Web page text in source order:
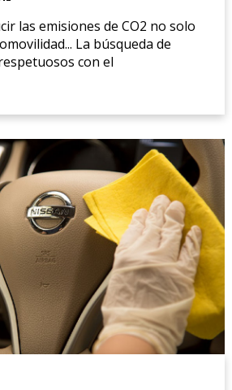
las emisiones de CO2 no solo
La búsqueda de
con el